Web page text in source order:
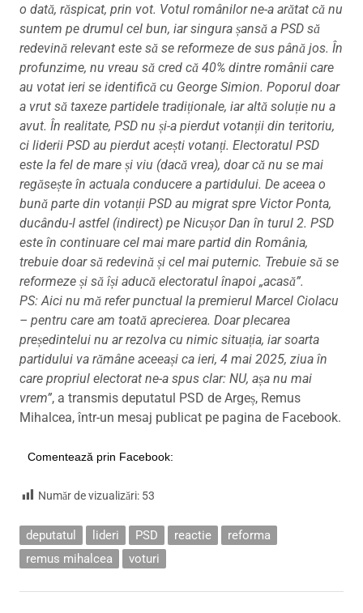
o dată, răspicat, prin vot. Votul românilor ne-a arătat că nu
suntem pe drumul cel bun, iar singura șansă a PSD să
redevină relevant este să se reformeze de sus până jos. În
profunzime, nu vreau să cred că 40% dintre românii care
au votat ieri se identifică cu George Simion. Poporul doar
a vrut să taxeze partidele tradiționale, iar altă soluție nu a
avut. În realitate, PSD nu și-a pierdut votanții din teritoriu,
ci liderii PSD au pierdut acești votanți. Electoratul PSD
este la fel de mare și viu (dacă vrea), doar că nu se mai
regăsește în actuala conducere a partidului. De aceea o
bună parte din votanții PSD au migrat spre Victor Ponta,
ducându-l astfel (indirect) pe Nicușor Dan în turul 2. PSD
este în continuare cel mai mare partid din România,
trebuie doar să redevină și cel mai puternic. Trebuie să se
reformeze și să își aducă electoratul înapoi „acasă”.
PS: Aici nu mă refer punctual la premierul Marcel Ciolacu
– pentru care am toată aprecierea. Doar plecarea
președintelui nu ar rezolva cu nimic situația, iar soarta
partidului va rămâne aceeași ca ieri, 4 mai 2025, ziua în
care propriul electorat ne-a spus clar: NU, așa nu mai
vrem”, a transmis deputatul PSD de Argeș, Remus
Mihalcea, într-un mesaj publicat pe pagina de Facebook.
Comentează prin Facebook:
Număr de vizualizări: 53
deputatul lideri PSD reactie
reforma
remus mihalcea
voturi